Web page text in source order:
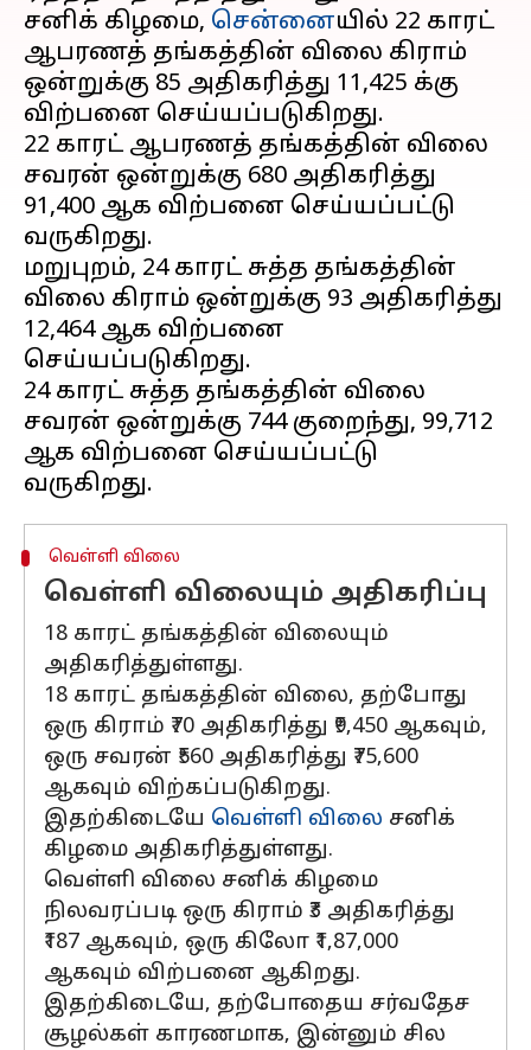
சனிக் கிழமை, சென்னையில் 22 காரட்
ஆபரணத் தங்கத்தின் விலை கிராம்
ஒன்றுக்கு ₹85 அதிகரித்து ₹11,425 க்கு
விற்பனை செய்யப்படுகிறது.
22 காரட் ஆபரணத் தங்கத்தின் விலை
சவரன் ஒன்றுக்கு ₹680 அதிகரித்து
₹91,400 ஆக விற்பனை செய்யப்பட்டு
வருகிறது.
மறுபுறம், 24 காரட் சுத்த தங்கத்தின்
விலை கிராம் ஒன்றுக்கு ₹93 அதிகரித்து
₹12,464 ஆக விற்பனை
செய்யப்படுகிறது.
24 காரட் சுத்த தங்கத்தின் விலை
சவரன் ஒன்றுக்கு ₹744 குறைந்து, ₹99,712
ஆக விற்பனை செய்யப்பட்டு
வெள்ளி விலை
வெள்ளி விலையும் அதிகரிப்பு
18 காரட் தங்கத்தின் விலையும்
அதிகரித்துள்ளது.
18 காரட் தங்கத்தின் விலை, தற்போது
ஒரு கிராம் ₹70 அதிகரித்து ₹9,450 ஆகவும்,
ஒரு சவரன் ₹560 அதிகரித்து ₹75,600
ஆகவும் விற்கப்படுகிறது.
இதற்கிடையே வெள்ளி விலை சனிக்
கிழமை அதிகரித்துள்ளது.
வெள்ளி விலை சனிக் கிழமை
நிலவரப்படி ஒரு கிராம் ₹3 அதிகரித்து
₹187 ஆகவும், ஒரு கிலோ ₹1,87,000
ஆகவும் விற்பனை ஆகிறது.
இதற்கிடையே, தற்போதைய சர்வதேச
சூழல்கள் காரணமாக, இன்னும் சில